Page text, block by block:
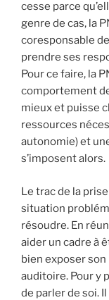
cesse parce
genre de cas, la
coresponsable
prendre ses
Pour ce faire, la
comportement
mieux et puisse
ressources
autonomie) et
s’imposent alors.
Le trac de la
situation
résoudre. En
aider un cadre à
bien exposer
auditoire. Pour y
de parler de soi. Il